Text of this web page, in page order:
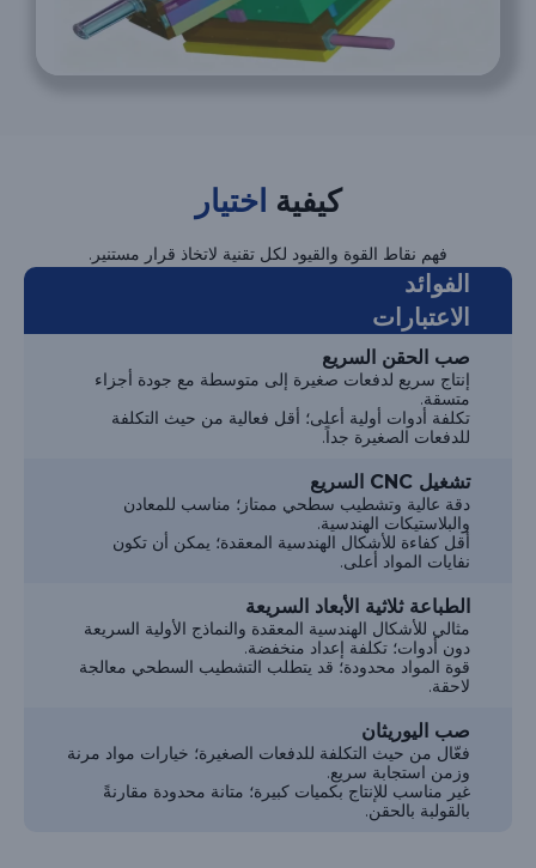
كيفية اختيار
فهم نقاط القوة والقيود لكل تقنية لاتخاذ قرار مستنير.
الفوائد
الاعتبارات
صب الحقن السريع
إنتاج سريع لدفعات صغيرة إلى متوسطة مع جودة أجزاء
متسقة.
تكلفة أدوات أولية أعلى؛ أقل فعالية من حيث التكلفة
للدفعات الصغيرة جداً.
تشغيل CNC السريع
دقة عالية وتشطيب سطحي ممتاز؛ مناسب للمعادن
والبلاستيكات الهندسية.
أقل كفاءة للأشكال الهندسية المعقدة؛ يمكن أن تكون
نفايات المواد أعلى.
الطباعة ثلاثية الأبعاد السريعة
مثالي للأشكال الهندسية المعقدة والنماذج الأولية السريعة
دون أدوات؛ تكلفة إعداد منخفضة.
قوة المواد محدودة؛ قد يتطلب التشطيب السطحي معالجة
لاحقة.
صب اليوريثان
فعّال من حيث التكلفة للدفعات الصغيرة؛ خيارات مواد مرنة
وزمن استجابة سريع.
غير مناسب للإنتاج بكميات كبيرة؛ متانة محدودة مقارنةً
بالقولبة بالحقن.